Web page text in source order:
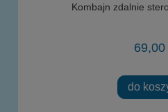
Kombajn zdalnie
69,00
do